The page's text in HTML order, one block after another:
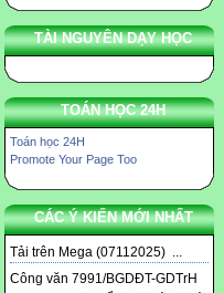
TÀI NGUYÊN DẠY HỌC
TOÁN HỌC 24H
Toán học 24H
Promote Your Page Too
CÁC Ý KIẾN MỚI NHẤT
Tải trên Mega (07112025) ...
Công văn 7991/BGDĐT-GDTrH